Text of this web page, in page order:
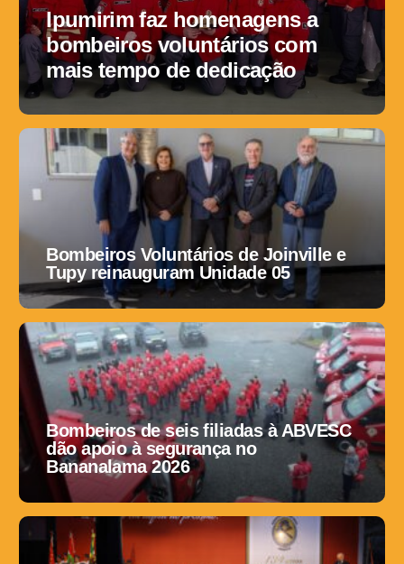
Ipumirim faz homenagens a
bombeiros voluntários com
mais tempo de dedicação
Bombeiros Voluntários de Joinville e
Tupy reinauguram Unidade 05
Bombeiros de seis filiadas à ABVESC
dão apoio à segurança no
Bananalama 2026